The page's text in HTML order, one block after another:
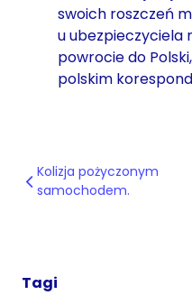
swoich roszczeń
u ubezpieczyciela
powrocie do
polskim
Kolizja pożyczonym
samochodem.
Tagi